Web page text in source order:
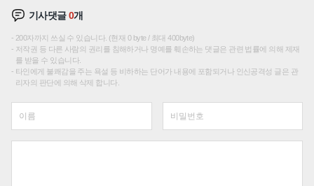
기사댓글0개
200자까지 쓰실 수 있습니다. (현재 0 byte / 최대 400byte)
저작권 등 다른 사람의 권리를 침해하거나 명예를 훼손하는 댓글은 관련 법률에 의해 제재
를 받을 수 있습니다.
타인에게 불쾌감을 주는 욕설 등 비하하는 단어가 내용에 포함되거나 인신공격성 글은 관
리자의 판단에 의해 삭제 합니다.